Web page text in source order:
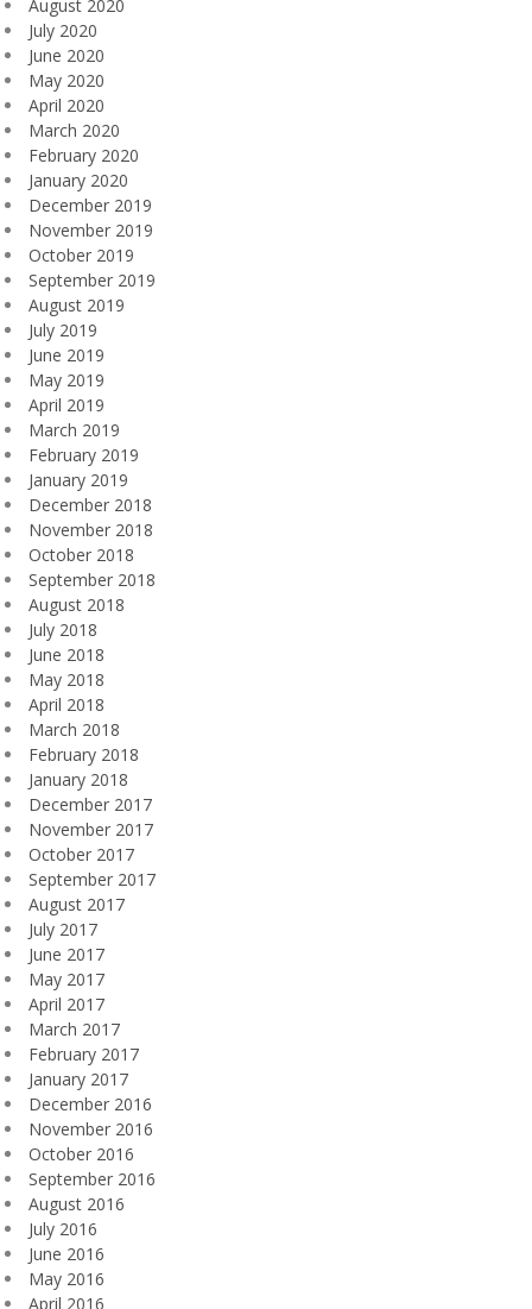
August 2020
July 2020
June 2020
May 2020
April 2020
March 2020
February 2020
January 2020
December 2019
November 2019
October 2019
September 2019
August 2019
July 2019
June 2019
May 2019
April 2019
March 2019
February 2019
January 2019
December 2018
November 2018
October 2018
September 2018
August 2018
July 2018
June 2018
May 2018
April 2018
March 2018
February 2018
January 2018
December 2017
November 2017
October 2017
September 2017
August 2017
July 2017
June 2017
May 2017
April 2017
March 2017
February 2017
January 2017
December 2016
November 2016
October 2016
September 2016
August 2016
July 2016
June 2016
May 2016
April 2016